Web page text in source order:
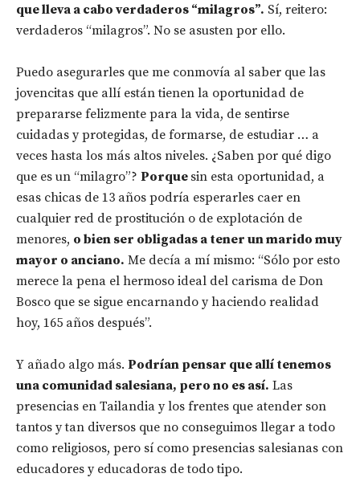
que lleva a cabo verdaderos “milagros”. Sí, reitero:
verdaderos “milagros”. No se asusten por ello.
Puedo asegurarles que me conmovía al saber que las
jovencitas que allí están tienen la oportunidad de
prepararse felizmente para la vida, de sentirse
cuidadas y protegidas, de formarse, de estudiar … a
veces hasta los más altos niveles. ¿Saben por qué digo
que es un “milagro”? Porque sin esta oportunidad, a
esas chicas de 13 años podría esperarles caer en
cualquier red de prostitución o de explotación de
menores, o bien ser obligadas a tener un marido muy
mayor o anciano. Me decía a mí mismo: “Sólo por esto
merece la pena el hermoso ideal del carisma de Don
Bosco que se sigue encarnando y haciendo realidad
hoy, 165 años después”.
Y añado algo más. Podrían pensar que allí tenemos
una comunidad salesiana, pero no es así. Las
presencias en Tailandia y los frentes que atender son
tantos y tan diversos que no conseguimos llegar a todo
como religiosos, pero sí como presencias salesianas con
educadores y educadoras de todo tipo.